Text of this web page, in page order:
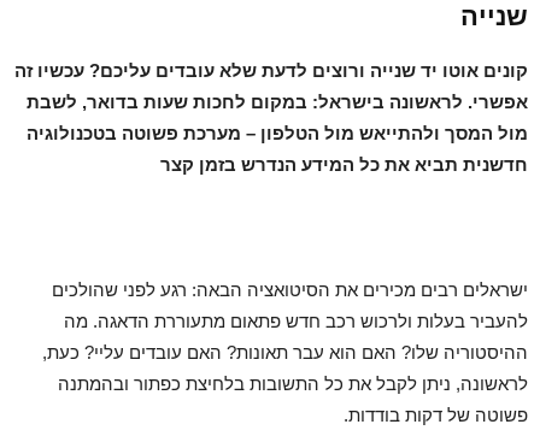
שנייה
קונים אוטו יד שנייה ורוצים לדעת שלא עובדים עליכם? עכשיו זה
אפשרי. לראשונה בישראל: במקום לחכות שעות בדואר, לשבת
מול המסך ולהתייאש מול הטלפון – מערכת פשוטה בטכנולוגיה
חדשנית תביא את כל המידע הנדרש בזמן קצר
ישראלים רבים מכירים את הסיטואציה הבאה: רגע לפני שהולכים
להעביר בעלות ולרכוש רכב חדש פתאום מתעוררת הדאגה. מה
ההיסטוריה שלו? האם הוא עבר תאונות? האם עובדים עליי? כעת,
לראשונה, ניתן לקבל את כל התשובות בלחיצת כפתור ובהמתנה
פשוטה של דקות בודדות.